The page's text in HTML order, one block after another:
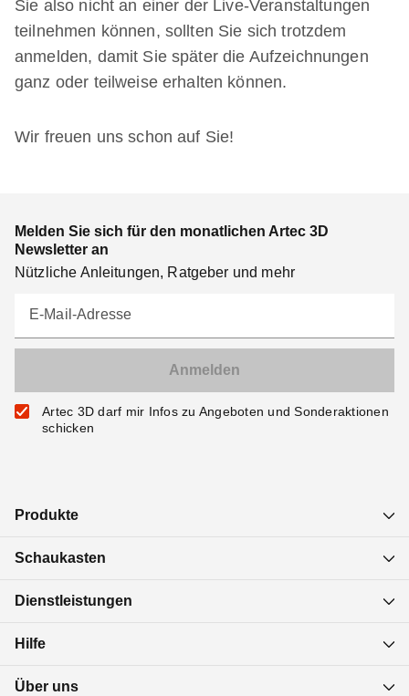
Sie also nicht an einer der Live-Veranstaltungen
teilnehmen können, sollten Sie sich trotzdem
anmelden, damit Sie später die Aufzeichnungen
ganz oder teilweise erhalten können.
Wir freuen uns schon auf Sie!
Melden Sie sich für den monatlichen Artec 3D
Newsletter an
Nützliche Anleitungen, Ratgeber und mehr
E-Mail-Adresse
Artec 3D darf mir Infos zu Angeboten und Sonderaktionen
schicken
Produkte
Schaukasten
Dienstleistungen
Hilfe
Über uns